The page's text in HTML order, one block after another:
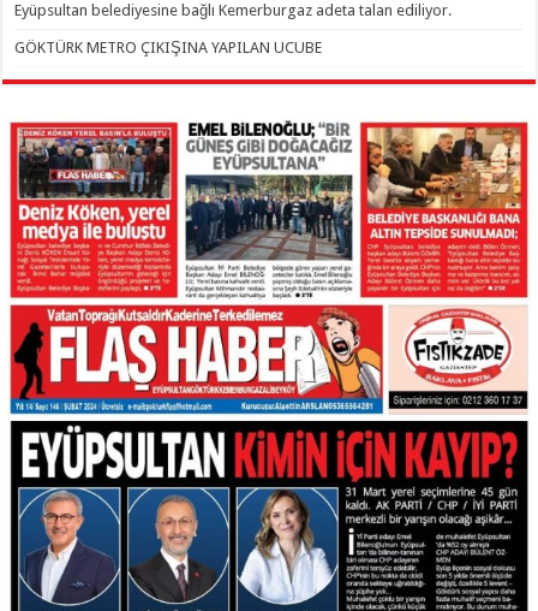
Eyüpsultan belediyesine bağlı Kemerburgaz adeta talan ediliyor.
GÖKTÜRK METRO ÇIKIŞINA YAPILAN UCUBE